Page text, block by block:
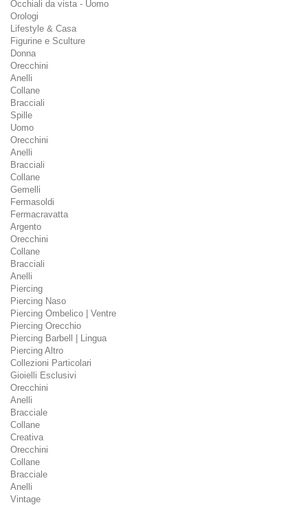
Occhiali da vista - Uomo
Orologi
Lifestyle & Casa
Figurine e Sculture
Donna
Orecchini
Anelli
Collane
Bracciali
Spille
Uomo
Orecchini
Anelli
Bracciali
Collane
Gemelli
Fermasoldi
Fermacravatta
Argento
Orecchini
Collane
Bracciali
Anelli
Piercing
Piercing Naso
Piercing Ombelico | Ventre
Piercing Orecchio
Piercing Barbell | Lingua
Piercing Altro
Collezioni Particolari
Gioielli Esclusivi
Orecchini
Anelli
Bracciale
Collane
Creativa
Orecchini
Collane
Bracciale
Anelli
Vintage